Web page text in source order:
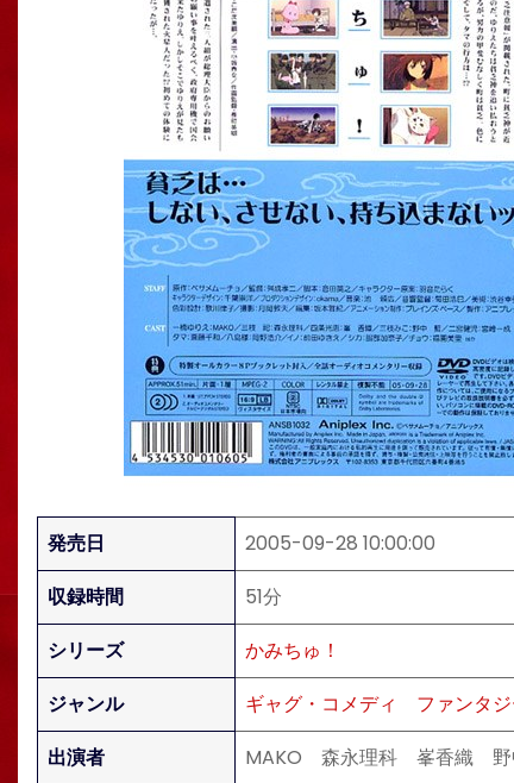
発売日
2005-09-28 10:00:00
収録時間
51分
シリーズ
かみちゅ！
ジャンル
ギャグ・コメディ ファンタ
出演者
MAKO 森永理科 峯香織